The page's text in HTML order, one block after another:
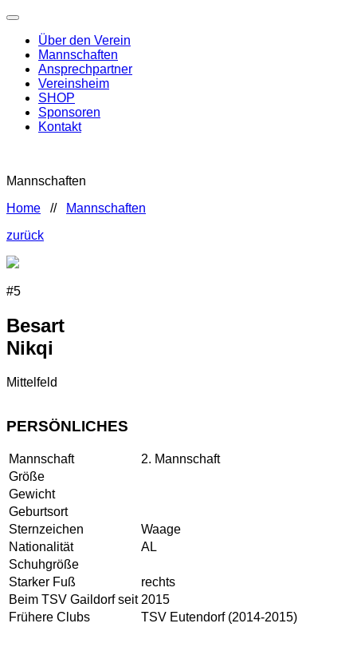
Über den Verein
Mannschaften
Ansprechpartner
Vereinsheim
SHOP
Sponsoren
Kontakt
Mannschaften
Home //
Mannschaften
zurück
#5
Besart
Nikqi
Mittelfeld
PERSÖNLICHES
Mannschaft
2. Mannschaft
Größe
Gewicht
Geburtsort
Sternzeichen
Waage
Nationalität
AL
Schuhgröße
Starker Fuß
rechts
Beim TSV Gaildorf seit 2015
Frühere Clubs
TSV Eutendorf (2014-2015)